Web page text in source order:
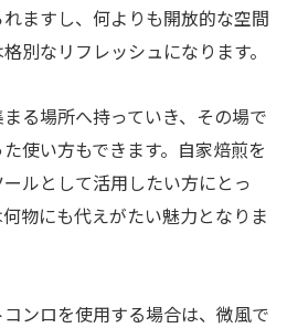
ますし、何よりも開放的な空間
別なリフレッシュになります。
る場所へ持っていき、その場で
使い方もできます。自家焙煎を
ルとして活用したい方にとっ
物にも代えがたい魅力となりま
ンロを使用する場合は、微風で